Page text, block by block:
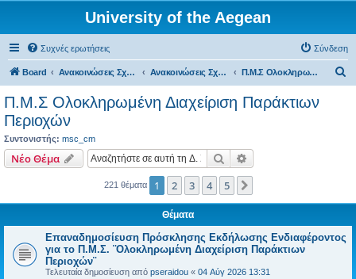
University of the Aegean
Συχνές ερωτήσεις Σύνδεση
Board Ανακοινώσεις Σχολών, Τμημάτων, Συλλόγων & Υπηρεσιών Ανακοινώσεις Σχολών & Τμημάτων (Μυτιλήνη) Π.Μ.Σ Ολοκληρωμένη Διαχείριση Παράκτιων Περιοχών
σ
Π.Μ.Σ Ολοκληρωμένη Διαχείριση Παράκτιων
Περιοχών
Συντονιστής: msc_cm
Νέο Θέμα Αναζήτηση
221 θέματα 1 2 3 4 5
Θέματα
Επαναδημοσίευση Πρόσκλησης Εκδήλωσης Ενδιαφέροντος
για το Π.Μ.Σ. ¨Ολοκληρωμένη Διαχείριση Παράκτιων
Περιοχών¨
Τελευταία δημοσίευση από pseraidou « 04 Αύγ 2026 13:31